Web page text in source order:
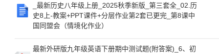
_最新历史八年级上册_2025秋季新版_第三套全_02.历
史8上-教案+PPT课件+分层作业第2套已更完_第8课中
国同盟会（情境化作业）
最新外研版九年级英语下册期中测试题(附答案)_6、初